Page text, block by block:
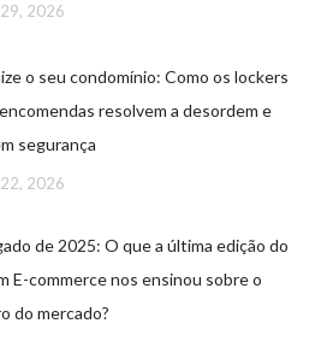
2026
o seu condomínio: Como os lockers
resolvem a desordem e
segurança
2026
de 2025: O que a última edição do
E-commerce nos ensinou sobre o
do mercado?